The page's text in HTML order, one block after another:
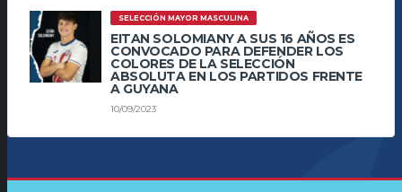
SELECCIÓN MAYOR MASCULINA
EITAN SOLOMIANY A SUS 16 AÑOS ES
CONVOCADO PARA DEFENDER LOS
COLORES DE LA SELECCIÓN
ABSOLUTA EN LOS PARTIDOS FRENTE
A GUYANA
10/09/2023